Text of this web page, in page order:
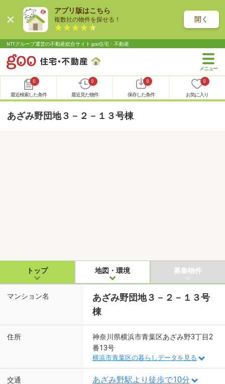
アプリ版はこちら
複数社の物件を探せる！ 開く
NTTグループ運営の不動産総合サイト goo住宅・不動産
0
最近検索した条件
0
最近見た物件
0
保存した条件
0
お気に入り
あざみ野団地３－２－１３号棟
トップ 地図・環境 募集物件
マンション名
あざみ野団地３－２－１３号
棟
住所
神奈川県横浜市青葉区あざみ野3丁目2
番13号
横浜市青葉区の暮らしデータを見る
交通 あざみ野駅より徒歩で10分